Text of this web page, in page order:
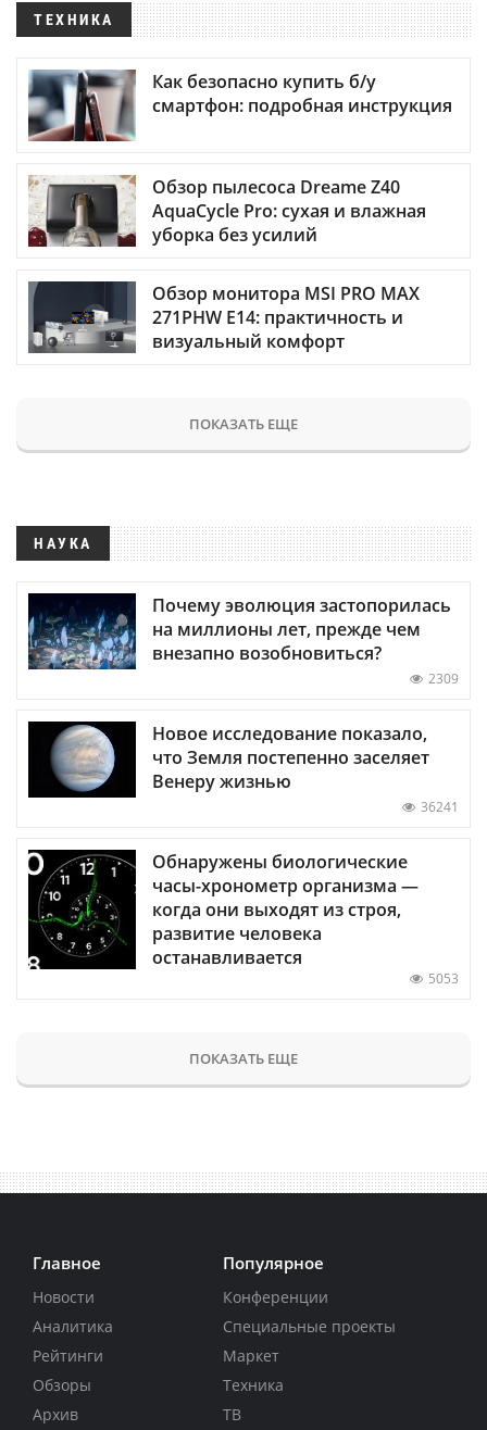
ТЕХНИКА
Как безопасно купить б/у
смартфон: подробная инструкция
Обзор пылесоса Dreame Z40
AquaCycle Pro: сухая и влажная
уборка без усилий
Обзор монитора MSI PRO MAX
271PHW E14: практичность и
визуальный комфорт
ПОКАЗАТЬ ЕЩЕ
НАУКА
Почему эволюция застопорилась
на миллионы лет, прежде чем
внезапно возобновиться?
2309
Новое исследование показало,
что Земля постепенно заселяет
Венеру жизнью
36241
Обнаружены биологические
часы-хронометр организма —
когда они выходят из строя,
развитие человека
останавливается
5053
ПОКАЗАТЬ ЕЩЕ
Главное
Новости
Аналитика
Рейтинги
Обзоры
Архив
Популярное
Конференции
Специальные проекты
Маркет
Техника
ТВ